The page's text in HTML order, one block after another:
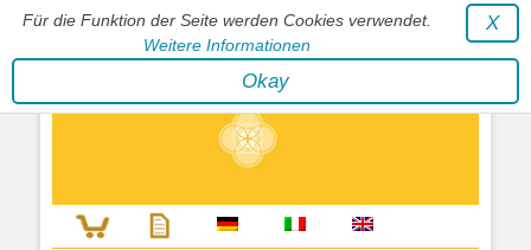
Für die Funktion der Seite werden Cookies verwendet.
Weitere Informationen
X
Okay
Stephan Wunderlich Verlag
Literatur zur Förderung der Gestaltfähigkeit des Lebens